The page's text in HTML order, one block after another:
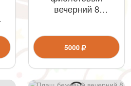
вечерний 8
5000